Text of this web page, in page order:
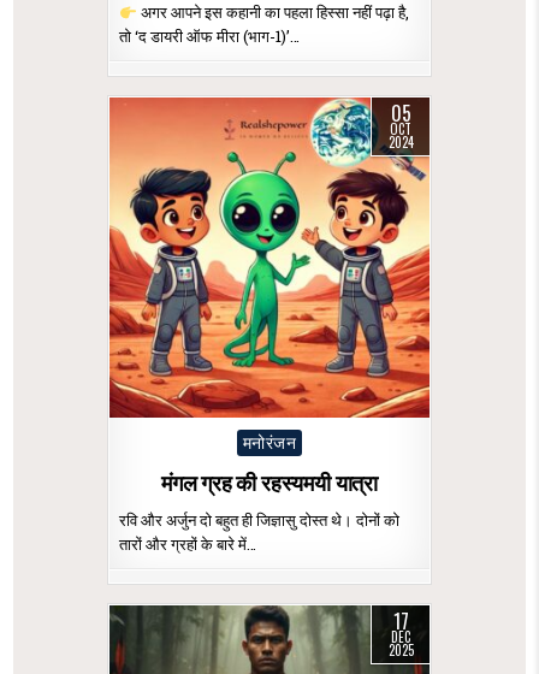
अगर आपने इस कहानी का पहला हिस्सा नहीं पढ़ा है,
तो ‘द डायरी ऑफ मीरा (भाग-1)’…
05
OCT
2024
Posted
मनोरंजन
मंगल ग्रह की रहस्यमयी यात्रा
रवि और अर्जुन दो बहुत ही जिज्ञासु दोस्त थे। दोनों को
तारों और ग्रहों के बारे में…
17
DEC
2025